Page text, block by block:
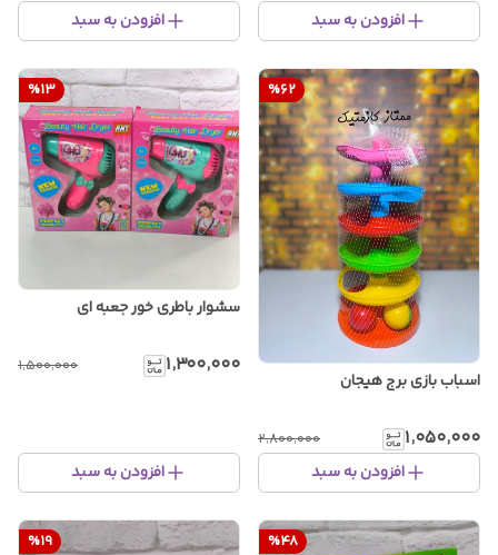
افزودن به سبد افزودن به سبد
%62
اسباب بازی برج هیجان
۱٬۰۵۰٬۰۰۰ ۲٬۸۰۰٬۰۰۰
افزودن به سبد
%13
سشوار باطری خور جعبه ای
۱٬۳۰۰٬۰۰۰ ۱٬۵۰۰٬۰۰۰
افزودن به سبد
%48
%19